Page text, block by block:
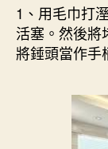
1、用毛巾打
活塞。然後將
將錘頭當作手